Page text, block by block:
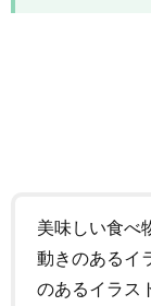
美味しい食べ
動きのあるイ
のあるイラス